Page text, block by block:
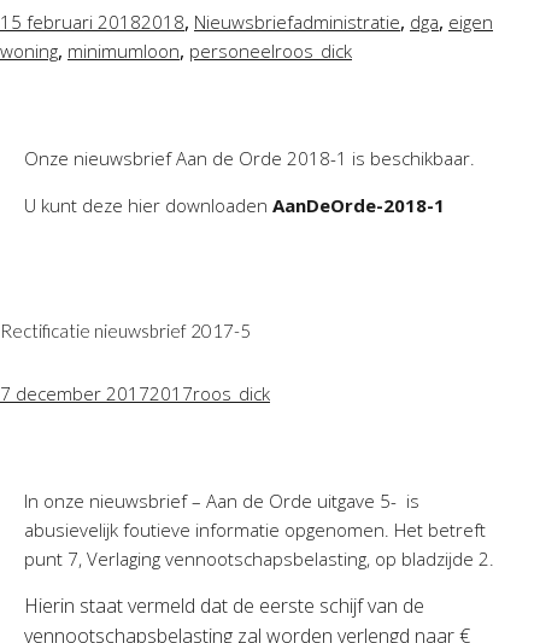
Contact
Twinfield – Boekhouden
BaseCone – Facturen
Nextens-Accorderen aangiften
15 februari 20182018, Nieuwsbriefadministratie, dga, eigen
woning, minimumloon, personeelroos_dick
Onze nieuwsbrief Aan de Orde 2018-1 is beschikbaar.
U kunt deze hier downloaden AanDeOrde-2018-1
Rectificatie nieuwsbrief 2017-5
7 december 20172017roos_dick
In onze nieuwsbrief – Aan de Orde uitgave 5- is
abusievelijk foutieve informatie opgenomen. Het betreft
punt 7, Verlaging vennootschapsbelasting, op bladzijde 2.
Hierin staat vermeld dat de eerste schijf van de
vennootschapsbelasting zal worden verlengd naar €